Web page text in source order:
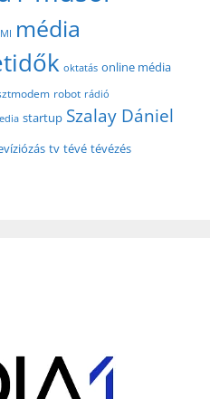
MI média
oktatás online média
robot rádió
startup Szalay Dániel
tv tévé tévézés